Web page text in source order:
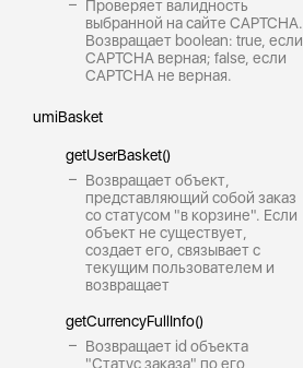
Проверяет валидность
выбранной на сайте CAPTCHA.
Возвращает boolean: true, если
CAPTCHA верная; false, если
CAPTCHA не верная.
umiBasket
getUserBasket()
Возвращает объект,
представляющий собой заказ
со статусом "в корзине". Если
объект не существует,
создает его, связывает с
текущим пользователем и
возвращает
getCurrencyFullInfo()
Возвращает id объекта
"Статус заказа" по его